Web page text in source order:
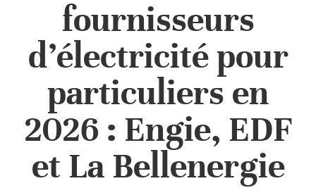
fournisseurs
d’électricité pour
particuliers en
2026 : Engie, EDF
et La Bellenergie